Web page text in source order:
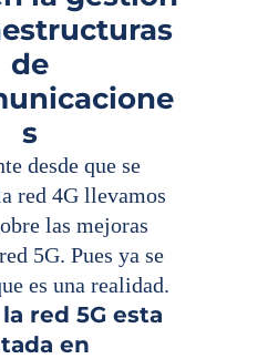
Español
de
s
desde que se
red 4G llevamos
las mejoras
5G. Pues ya se
es una realidad.
la red 5G esta
en